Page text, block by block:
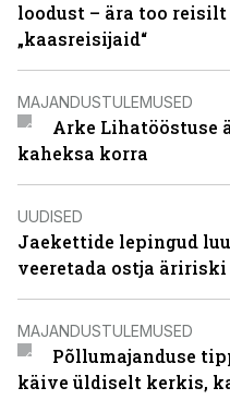
loodust – ära too
„kaasreisijaid“
MAJANDUSTULEMUSED
Arke Lihatööstuse
kaheksa korra
UUDISED
Jaekettide lepingud
veeretada ostja äririski
MAJANDUSTULEMUSED
Põllumajanduse
käive üldiselt kerkis,